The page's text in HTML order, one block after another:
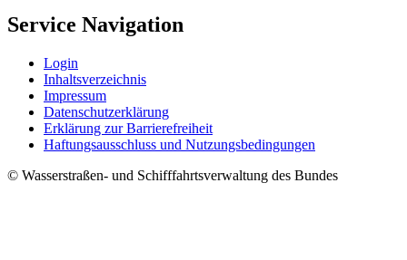
Service Navigation
Login
Inhaltsverzeichnis
Impressum
Datenschutzerklärung
Erklärung zur Barrierefreiheit
Haftungsausschluss und Nutzungsbedingungen
© Wasserstraßen- und Schifffahrtsverwaltung des Bundes